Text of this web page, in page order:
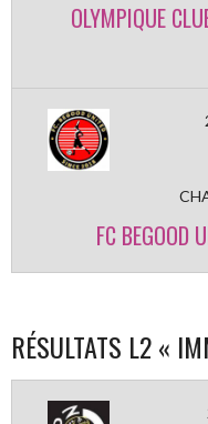
OLYMPIQUE
FC BEGOOD
RÉSULTATS L2 «